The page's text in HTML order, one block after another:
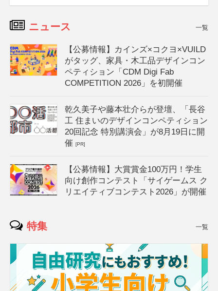
ニュース 一覧
【公募情報】カインズ×コクヨ×VUILD
がタッグ、家具・木工品デザインコン
ペティション「CDM Digi Fab
COMPETITION 2026」を初開催
乾久美子や藤本壮介らが登壇、「長谷
工 住まいのデザインコンペティション
20回記念 特別講演会」が8月19日に開
催[PR]
【公募情報】大賞賞金100万円！学生
向け創作コンテスト「サイゲームス ク
リエイティブコンテスト2026」が開催
特集 一覧